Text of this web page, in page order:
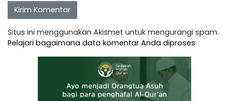
Situs ini menggunakan Akismet untuk mengurangi spam.
Pelajari bagaimana data komentar Anda diproses